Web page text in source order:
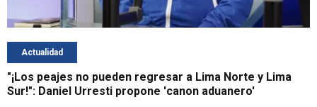
Actualidad
"¡Los peajes no pueden regresar a Lima Norte y Lima
Sur!": Daniel Urresti propone 'canon aduanero'